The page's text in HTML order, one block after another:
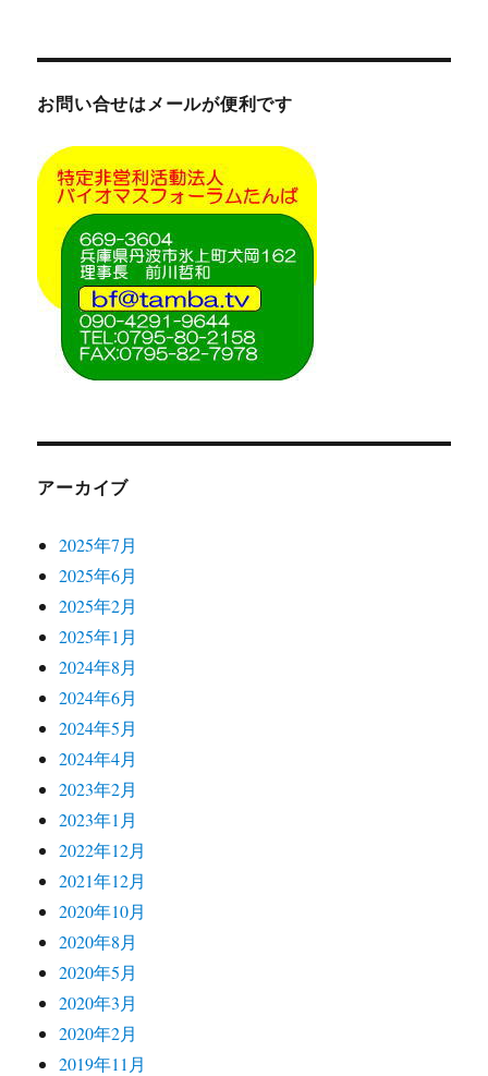
お問い合せはメールが便利です
アーカイブ
2025年7月
2025年6月
2025年2月
2025年1月
2024年8月
2024年6月
2024年5月
2024年4月
2023年2月
2023年1月
2022年12月
2021年12月
2020年10月
2020年8月
2020年5月
2020年3月
2020年2月
2019年11月